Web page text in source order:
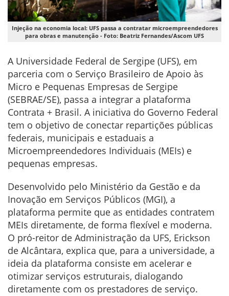
Injeção na economia local: UFS passa a contratar microempreendedores
para obras e manutenção - Foto: Beatriz Fernandes/Ascom UFS
A Universidade Federal de Sergipe (UFS), em
parceria com o Serviço Brasileiro de Apoio às
Micro e Pequenas Empresas de Sergipe
(SEBRAE/SE), passa a integrar a plataforma
Contrata + Brasil. A iniciativa do Governo Federal
tem o objetivo de conectar repartições públicas
federais, municipais e estaduais a
Microempreendedores Individuais (MEIs) e
pequenas empresas.
Desenvolvido pelo Ministério da Gestão e da
Inovação em Serviços Públicos (MGI), a
plataforma permite que as entidades contratem
MEIs diretamente, de forma flexível e moderna.
O pró-reitor de Administração da UFS, Erickson
de Alcântara, explica que, para a universidade, a
ideia da plataforma consiste em acelerar e
otimizar serviços estruturais, dialogando
diretamente com os prestadores de serviço.